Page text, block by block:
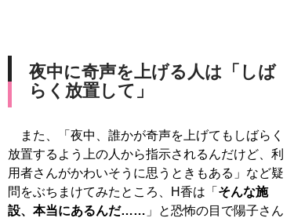
夜中に奇声を上げる人は「しば
らく放置して」
また、「夜中、誰かが奇声を上げてもしばらく
放置するよう上の人から指示されるんだけど、利
用者さんがかわいそうに思うときもある」など疑
問をぶちまけてみたところ、H香は「 そんな施
設、本当にあるんだ…… 」と恐怖の目で陽子さん